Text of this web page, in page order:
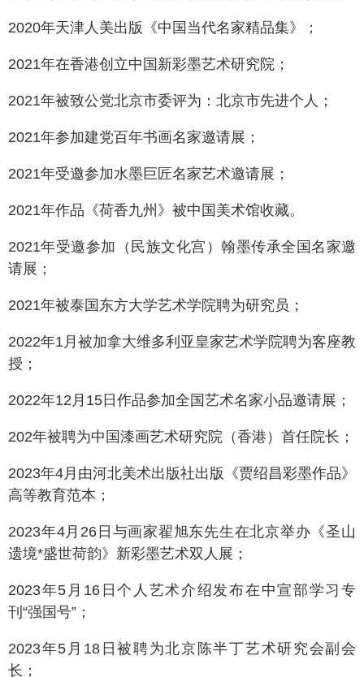
2020年天津人美出版《中国当代名家精品集》；
2021年在香港创立中国新彩墨艺术研究院；
2021年被致公党北京市委评为：北京市先进个人；
2021年参加建党百年书画名家邀请展；
2021年受邀参加水墨巨匠名家艺术邀请展；
2021年作品《荷香九州》被中国美术馆收藏。
2021年受邀参加（民族文化宫）翰墨传承全国名家邀
请展；
2021年被泰国东方大学艺术学院聘为研究员；
2022年1月被加拿大维多利亚皇家艺术学院聘为客座教
授；
2022年12月15日作品参加全国艺术名家小品邀请展；
202年被聘为中国漆画艺术研究院（香港）首任院长；
2023年4月由河北美术出版社出版《贾绍昌彩墨作品》
高等教育范本；
2023年4月26日与画家翟旭东先生在北京举办《圣山
遗境*盛世荷韵》新彩墨艺术双人展；
2023年5月16日个人艺术介绍发布在中宣部学习专
刊“强国号”；
2023年5月18日被聘为北京陈半丁艺术研究会副会
长；